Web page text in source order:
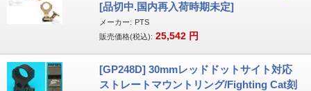
[品切中.国内再入荷時期未定]
メーカー: PTS
販売価格(税込): 25,542 円
[GP248D] 30mmレッドドットサイト対応
ストレートマウントリング/Fighting Cat刻